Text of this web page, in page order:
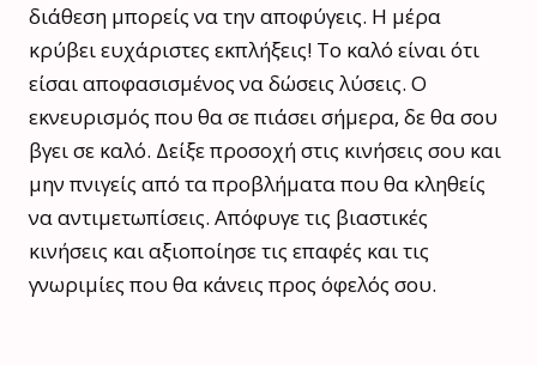
διάθεση μπορείς να την αποφύγεις. Η μέρα
κρύβει ευχάριστες εκπλήξεις! Το καλό είναι ότι
είσαι αποφασισμένος να δώσεις λύσεις. Ο
εκνευρισμός που θα σε πιάσει σήμερα, δε θα σου
βγει σε καλό. Δείξε προσοχή στις κινήσεις σου και
μην πνιγείς από τα προβλήματα που θα κληθείς
να αντιμετωπίσεις. Απόφυγε τις βιαστικές
κινήσεις και αξιοποίησε τις επαφές και τις
γνωριμίες που θα κάνεις προς όφελός σου.